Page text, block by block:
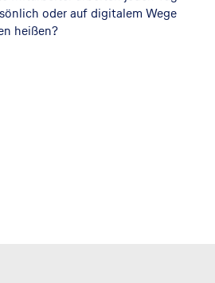
oder auf digitalem Wege
heißen?